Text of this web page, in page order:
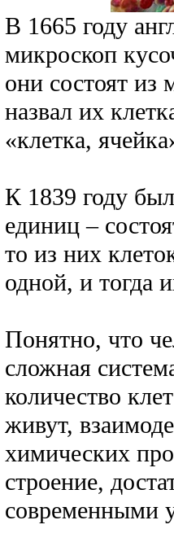
В 1665 году
микроскоп
они состоят
назвал их
«клетка,
К 1839 году
единиц –
то из них
одной, и тогда
Понятно, что
сложная
количество
живут,
химических
строение,
современными